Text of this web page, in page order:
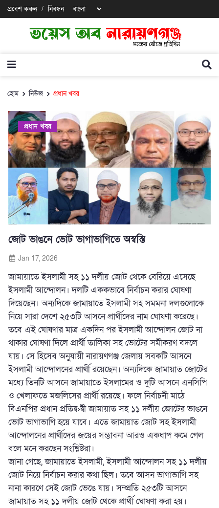
প্রবেশ করুন / নিবন্ধন
হোম নিউজ প্রধান খবর
প্রধান খবর
জোট ভাঙনে ভোট ভাগাভাগিতে অস্বস্তি
Jan 17, 2026
জামায়াতে ইসলামী সহ ১১ দলীয় জোট থেকে বেরিয়ে এসেছে
ইসলামী আন্দোলন। দলটি এককভাবে নির্বাচন করার ঘোষণা
দিয়েছেন। অন্যদিকে জামায়াতে ইসলামী সহ সমমনা দলগুলোকে
নিয়ে সারা দেশে ২৫৩টি আসনে প্রার্থীদের নাম ঘোষণা করেছে।
তবে এই ঘোষণার মাত্র একদিন পর ইসলামী আন্দোলন জোট না
থাকার ঘোষণা দিলে প্রার্থী তালিকা সহ ভোটের সমীকরণ বদলে
যায়। সে হিসেব অনুযায়ী নারায়ণগঞ্জ জেলায় সবকটি আসনে
ইসলামী আন্দোলনের প্রার্থী রয়েছেন। অন্যদিকে জামায়াত জোটের
মধ্যে তিনটি আসনে জামায়াতে ইসলামের ও দুটি আসনে এনসিপি
ও খেলাফতে মজলিসের প্রার্থী রয়েছে। ফলে নির্বাচনী মাঠে
বিএনপির প্রধান প্রতিদ্ব›দ্বী জামায়াত সহ ১১ দলীয় জোটের ভাঙনে
ভোট ভাগাভাগি হয়ে যাবে। এতে জামায়াত জোট সহ ইসলামী
আন্দোলনের প্রার্থীদের জয়ের সম্ভাবনা আরও একধাপ কমে গেল
বলে মনে করছেন সংশ্লিষ্টরা।
জানা গেছে, জামায়াতে ইসলামী, ইসলামী আন্দোলন সহ ১১ দলীয়
জোট নিয়ে নির্বাচন করার কথা ছিল। তবে আসন ভাগাভাগি সহ
নানা কারণে সেই জোট ভেঙে যায়। সম্প্রতি ২৫৩টি আসনে
জামায়াত সহ ১১ দলীয় জোট থেকে প্রার্থী ঘোষণা করা হয়।